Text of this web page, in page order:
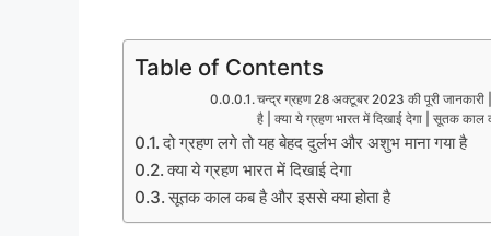
Table of Contents
चन्द्र ग्रहण 28 अक्टूबर 2023 की पूरी जानकारी
है | क्या ये ग्रहण भारत में दिखाई देगा | सूतक
दो ग्रहण लगे तो यह बेहद दुर्लभ और अशुभ माना गया है
क्या ये ग्रहण भारत में दिखाई देगा
सूतक काल कब है और इससे क्या होता है